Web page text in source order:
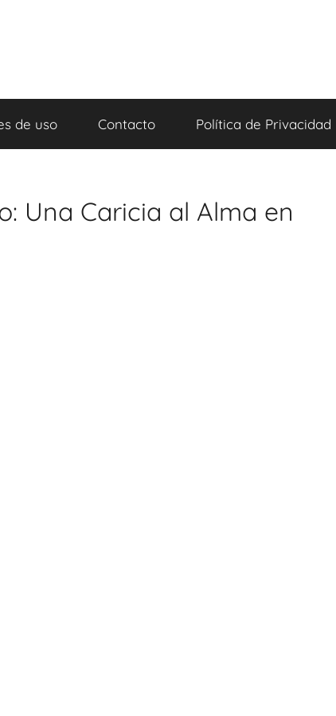
de uso Contacto Política de Privacidad
Una Caricia al Alma en